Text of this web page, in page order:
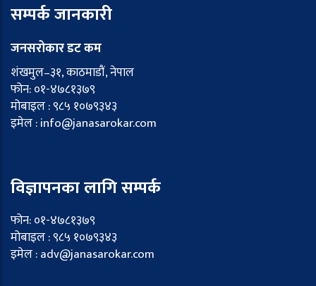
सम्पर्क जानकारी
जनसरोकार डट कम
शंखमुल–३१, काठमाडौं, नेपाल
फोन: ०१-४७८१३७९
मोबाइल : ९८५ १०७९३४३
इमेल : info@janasarokar.com
विज्ञापनका लागि सम्पर्क
फोन: ०१-४७८१३७९
मोबाइल : ९८५ १०७९३४३
इमेल : adv@janasarokar.com